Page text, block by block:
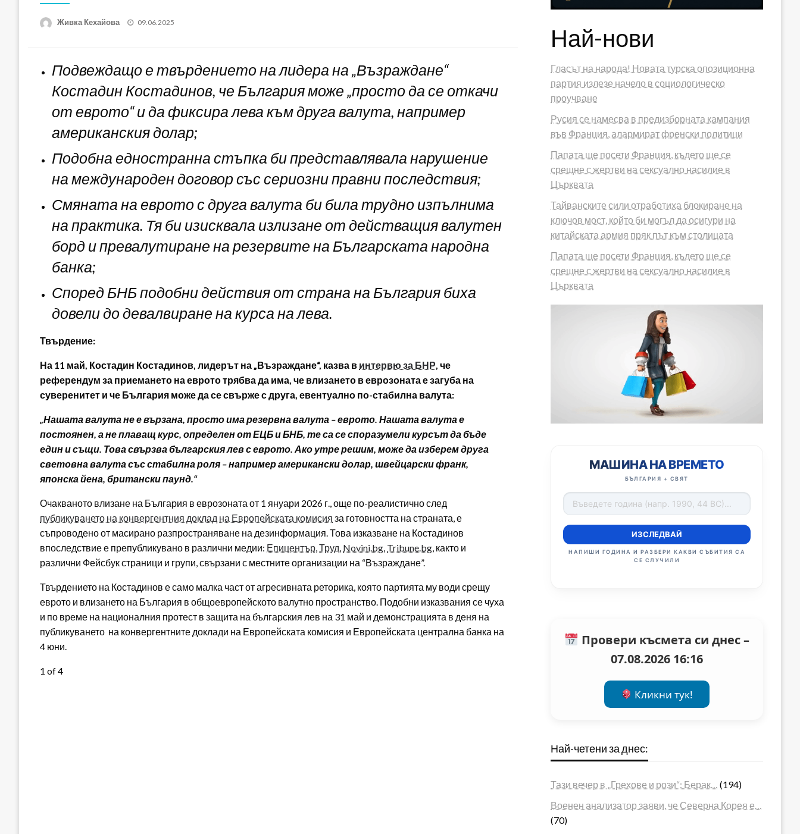
Живка Кехайова
Posted
09.06.2025
Подвеждащо е твърдението на лидера на „Възраждане“
Костадин Костадинов, че България може „просто да се откачи
от еврото“ и да фиксира лева към друга валута, например
американския долар;
Подобна едностранна стъпка би представлявала нарушение
на международен договор със сериозни правни последствия;
Смяната на еврото с друга валута би била трудно изпълнима
на практика. Тя би изисквала излизане от действащия валутен
борд и превалутиране на резервите на Българската народна
банка;
Според БНБ подобни действия от страна на България биха
довели до девалвиране на курса на лева.
Твърдение:
На 11 май, Костадин Костадинов, лидерът на „Възраждане“, казва в интервю за БНР, че
референдум за приемането на еврото трябва да има, че влизането в еврозоната е загуба на
суверенитет и че България може да се свърже с друга, евентуално по-стабилна валута:
„Нашата валута не е вързана, просто има резервна валута – еврото. Нашата валута е
постоянен, а не плаващ курс, определен от ЕЦБ и БНБ, те са се споразумели курсът да бъде
един и същи. Това свързва българския лев с еврото. Ако утре решим, може да изберем друга
световна валута със стабилна роля – например американски долар, швейцарски франк,
японска йена, британски паунд.“
Очакваното влизане на България в еврозоната от 1 януари 2026 г., още по-реалистично след
публикуването на конвергентния доклад на Европейската комисия за готовността на страната, е
съпроводено от масирано разпространяване на дезинформация.Това изказване на Костадинов
впоследствие е препубликувано в различни медии: Епицентър,Труд, Novini.bg, Tribune.bg, както и
различни Фейсбук страници и групи, свързани с местните организации на “Възраждане”.
Твърдението на Костадинов е само малка част от агресивната реторика, която партията му води срещу
еврото и влизането на България в общоевропейското валутно пространство. Подобни изказвания се чуха
и по време на националния протест в защита на българския лев на 31 май и демонстрацията в деня на
публикуването на конвергентните доклади на Европейската комисия и Европейската централна банка на
4 юни.
1 of 4
Най-нови
Гласът на народа! Новата турска опозиционна
партия излезе начело в социологическо
проучване
Русия се намесва в предизборната кампания
във Франция, алармират френски политици
Папата ще посети Франция, където ще се
срещне с жертви на сексуално насилие в
Църквата
Тайванските сили отработиха блокиране на
ключов мост, който би могъл да осигури на
китайската армия пряк път към столицата
Папата ще посети Франция, където ще се
срещне с жертви на сексуално насилие в
Църквата
МАШИНА НА ВРЕМЕТО
БЪЛГАРИЯ + СВЯТ
ИЗСЛЕДВАЙ
НАПИШИ ГОДИНА И РАЗБЕРИ КАКВИ СЪБИТИЯ СА
СЕ СЛУЧИЛИ
Провери късмета си днес –
07.08.2026 16:16
Кликни тук!
Най-четени за днес:
Тази вечер в „Грехове и рози“: Берак…
(194)
Военен анализатор заяви, че Северна Корея е…
(70)